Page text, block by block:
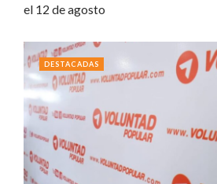
el 12 de agosto
DESTACADAS